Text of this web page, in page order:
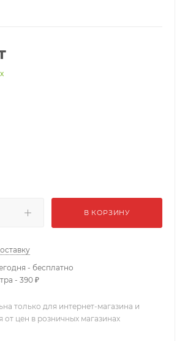
В КОРЗИНУ
- бесплатно
- 390 ₽
только для интернет-магазина и
от цен в розничных магазинах